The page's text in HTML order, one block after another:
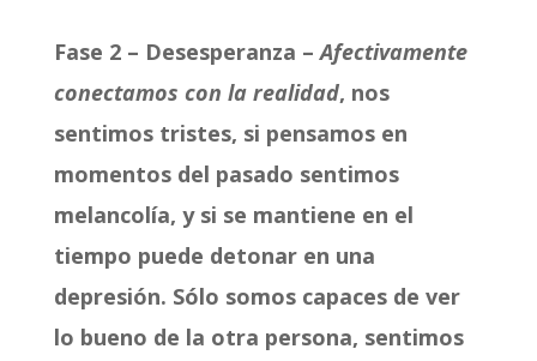
Fase 2 – Desesperanza –Afectivamente
conectamos con la realidad, nos
sentimos tristes, si pensamos en
momentos del pasado sentimos
melancolía, y si se mantiene en el
tiempo puede detonar en una
depresión. Sólo somos capaces de ver
lo bueno de la otra persona, sentimos